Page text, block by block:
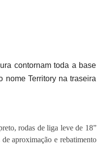
contornam toda a base
nome Territory na traseira
rodas de liga leve de 18”
aproximação e rebatimento